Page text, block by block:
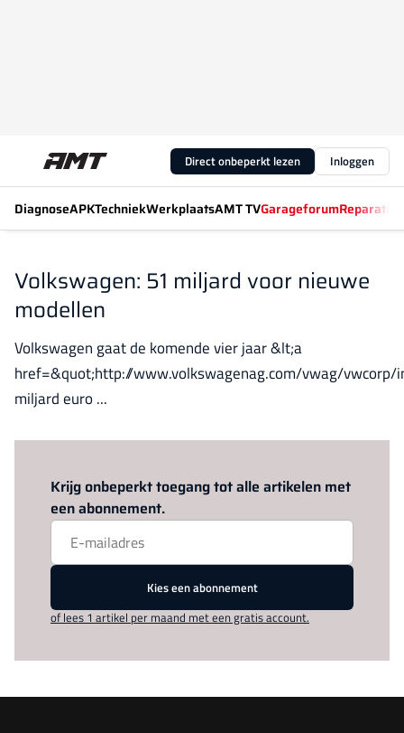
Direct onbeperkt lezen Inloggen
DiagnoseAPKTechniekWerkplaatsAMT TVGarageforum
Volkswagen: 51 miljard voor nieuwe
modellen
Volkswagen gaat de komende vier jaar &lt;a
href=&quot;http://www.volkswagenag.com/vwag/
miljard euro ...
Krijg onbeperkt toegang tot alle artikelen met
een abonnement.
Kies een abonnement
of lees 1 artikel per maand met een gratis account.